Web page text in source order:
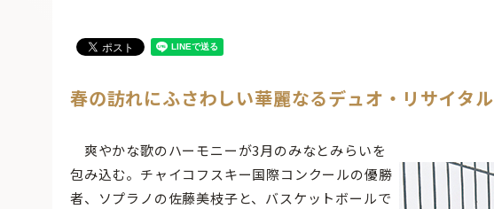
春の訪れにふさわしい華麗なるデュオ・リサイタル
爽やかな歌のハーモニーが3月のみなとみらいを
包み込む。チャイコフスキー国際コンクールの優勝
者、ソプラノの佐藤美枝子と、バスケットボールで